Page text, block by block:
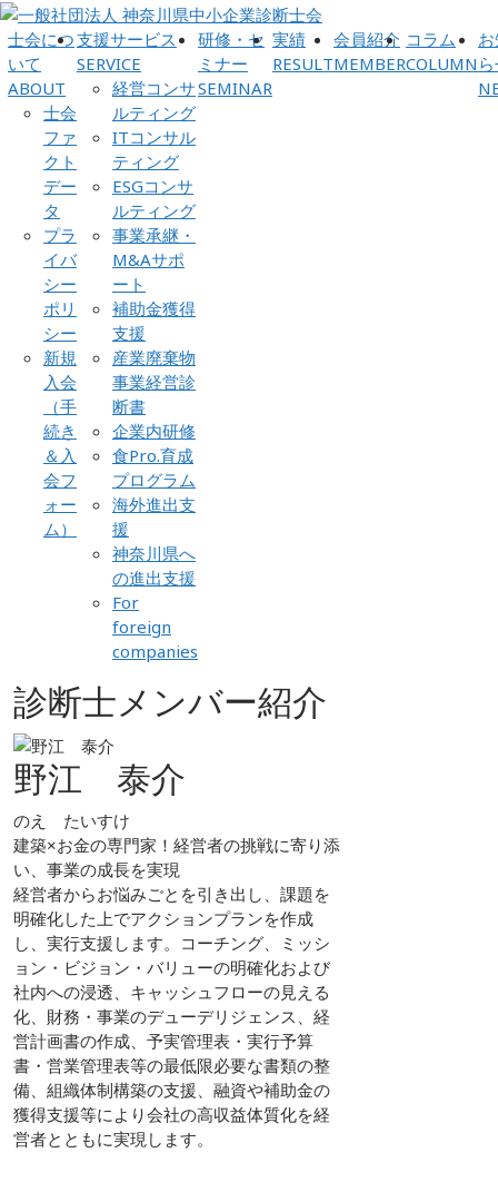
士会につ
いて
ABOUT
士会
ファ
クト
デー
タ
プラ
イバ
シー
ポリ
シー
新規
入会
（手
続き
＆入
会フ
ォー
ム）
支援サービス
SERVICE
経営コンサ
ルティング
ITコンサル
ティング
ESGコンサ
ルティング
事業承継・
M&Aサポ
ート
補助金獲得
支援
産業廃棄物
事業経営診
断書
企業内研修
食Pro.育成
プログラム
海外進出支
援
神奈川県へ
の進出支援
For
foreign
companies
研修・セ
ミナー
SEMINAR
実績
RESULT
会員紹介
MEMBER
コラム
COLUMN
診断士メンバー紹介
野江 泰介
のえ たいすけ
建築×お金の専門家！経営者の挑戦に寄り添
い、事業の成長を実現
経営者からお悩みごとを引き出し、課題を
明確化した上でアクションプランを作成
し、実行支援します。コーチング、ミッシ
ョン・ビジョン・バリューの明確化および
社内への浸透、キャッシュフローの見える
化、財務・事業のデューデリジェンス、経
営計画書の作成、予実管理表・実行予算
書・営業管理表等の最低限必要な書類の整
備、組織体制構築の支援、融資や補助金の
獲得支援等により会社の高収益体質化を経
営者とともに実現します。